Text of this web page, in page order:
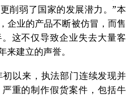
削弱了国家的发展潜力。”本
企业的产品不断被仿冒，而售
这不仅导致企业失去大量客
来建立的声誉。
以来，执法部门连续发现并
重的制作假货案件，包括牛